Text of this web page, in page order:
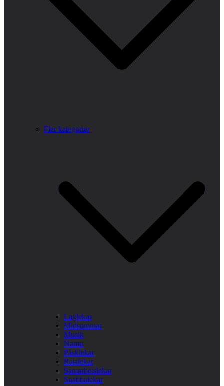
Fler kategorier
Laglekar
Midsommar
Musik
Namn
Påsklekar
Rastlekar
Samarbetslekar
Snabbalekar